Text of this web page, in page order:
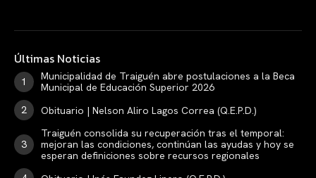
Últimas Noticias
Municipalidad de Traiguén abre postulaciones a la Beca
Municipal de Educación Superior 2026
Obituario | Nelson Aliro Lagos Correa (Q.E.P.D.)
Traiguén consolida su recuperación tras el temporal:
mejoran las condiciones, continúan las ayudas y hoy se
esperan definiciones sobre recursos regionales